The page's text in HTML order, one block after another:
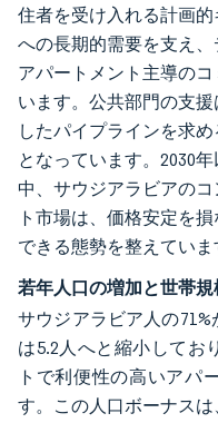
住者を受け入れる計画
への長期的需要を支え
アパートメント主導の
います。公共部門の支
したパイプラインを求
となっています。2030
中、サウジアラビアの
ト市場は、価格安定を
できる態勢を整えていま
若年人口の増加と世帯
サウジアラビア人の
は5.2人へと縮小してお
トで利便性の高いアパ
す。この人口ボーナス